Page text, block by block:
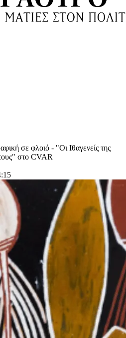
σε φλοιό - "Οι Ιθαγενείς της
στο CVAR